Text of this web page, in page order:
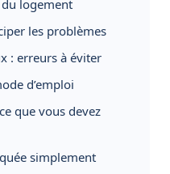
logement
les problèmes
: erreurs à éviter
d’emploi
que vous devez
simplement